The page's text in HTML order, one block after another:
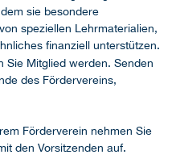
sie besondere
speziellen Lehrmaterialien,
finanziell unterstützen.
Sie Mitglied werden. Senden
des Fördervereins,
Förderverein nehmen Sie
den Vorsitzenden auf.